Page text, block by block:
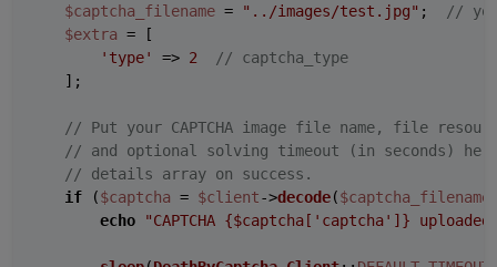
$captcha_filename = "../images/test.jpg" ;
//
$extra = [
'type'
=> 2
// captcha_type
    ];
// Put your CAPTCHA image file name, file
// and optional solving timeout (in seconds)
// details array on success.
if ($captcha = $client->decode($captcha_filename
echo
"CAPTCHA {$captcha['captcha']}